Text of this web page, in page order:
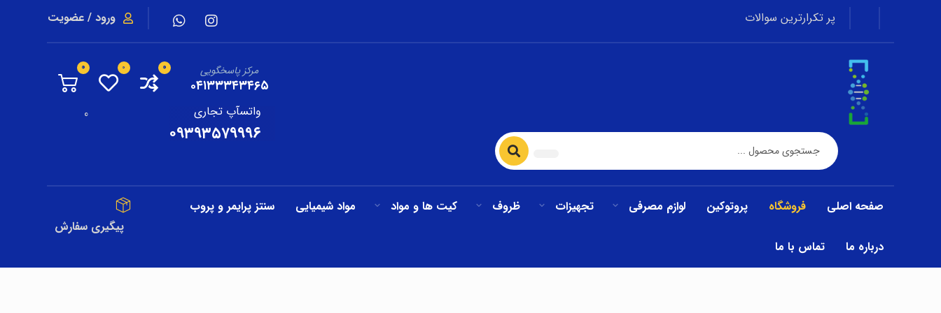
پر تکرارترین سوالات ورود / عضویت
0
مرکز پاسخگویی
۰۴۱۳۳۳۴۳۴۶۵
واتسآپ تجاری
۰۹۳۹۳۵۷۹۹۹۶
صفحه اصلی فروشگاه پروتوکین لوازم مصرفی تجهیزات ظروف کیت ها و مواد مواد شیمیایی سنتز پرایمر و پروب
درباره ما تماس با ما
پیگیری سفارش